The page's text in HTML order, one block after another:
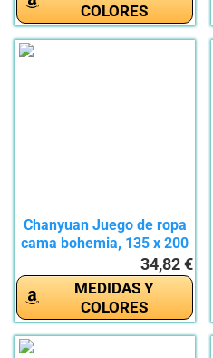
COLORES
Chanyuan Juego de ropa
cama bohemia, 135 x 200
34,82 €
MEDIDAS Y
COLORES